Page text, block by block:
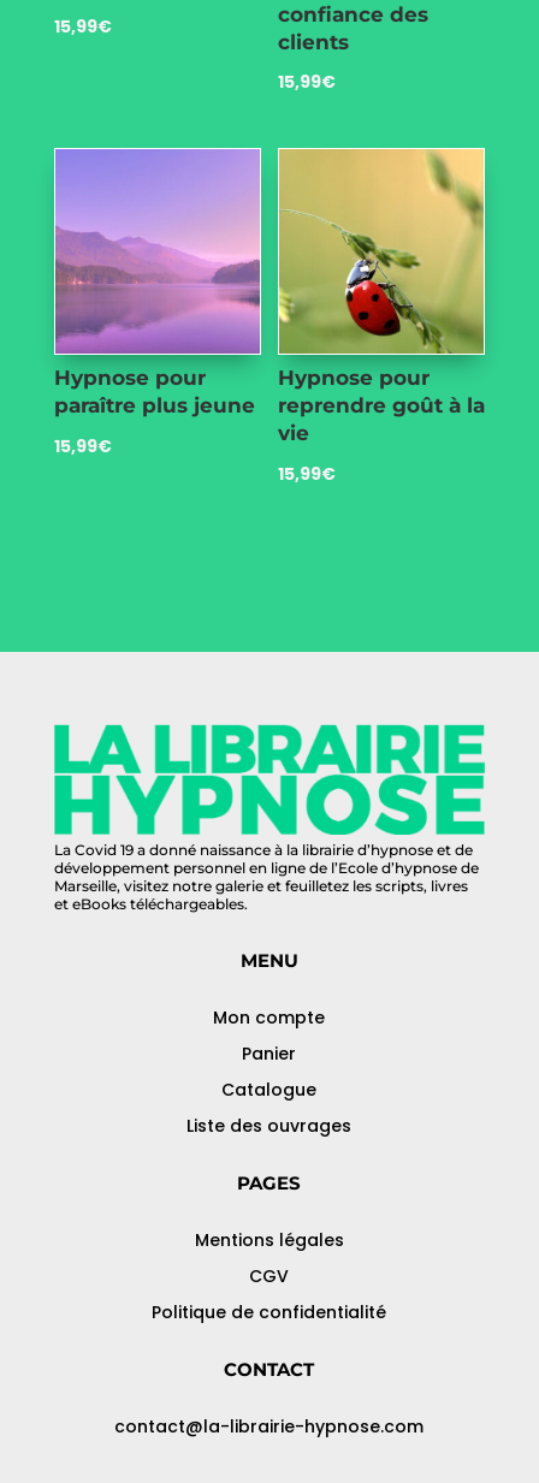
15,99€
confiance des
clients
15,99€
Hypnose pour
paraître plus jeune
15,99€
Hypnose pour
reprendre goût à la
vie
15,99€
La Covid 19 a donné naissance à la librairie d’hypnose et de
développement personnel en ligne de l’Ecole d’hypnose de
Marseille, visitez notre galerie et feuilletez les scripts, livres
et eBooks téléchargeables.
MENU
Mon compte
Panier
Catalogue
Liste des ouvrages
PAGES
Mentions légales
CGV
Politique de confidentialité
CONTACT
contact@la-librairie-hypnose.com